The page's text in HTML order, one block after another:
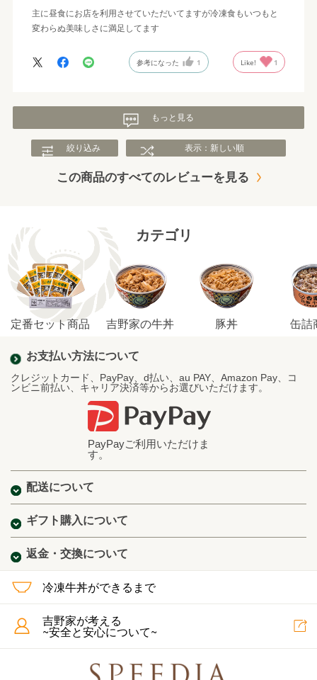
主に昼食にお店を利用させていただいてますが冷凍食もいつもと
変わらぬ美味しさに満足してます
参考になった 1 Like! 1
もっと見る
絞り込み 表示：新しい順
この商品のすべてのレビューを見る
カテゴリ
定番セット商品 吉野家の牛丼 豚丼 缶詰
お支払い方法について
クレジットカード、PayPay、d払い、au PAY、Amazon Pay、コ
ンビニ前払い、キャリア決済等からお選びいただけます。
PayPayご利用いただけま
す。
配送について
ギフト購入について
返金・交換について
冷凍牛丼ができるまで
吉野家が考える
~安全と安心について~